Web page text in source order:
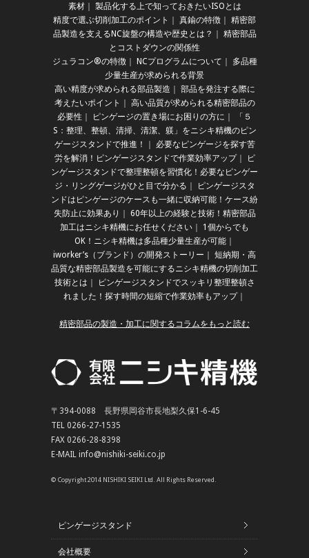
素材｜ 製品化する上で知っておきたいISOとは
精度で選ぶ切削加工のポイント
真鍮の特徴
精密部
品製造を支えるNC旋盤の構造や歴史とは？
精密部品
とコストダウンの関係性
ジュラコン®の特徴｜ NCプログラムについて
多品種
少量生産が求められる背景
高い精度が求められる部品製造
部品を発注する際に
考えたいポイント
高い品質が求められる精密部品の
必要性
ピンゲージの置き場にお困りの方に
「５
S：整理、整頓、清掃、清潔、躾」をニシキ精機のピン
ゲージスタンドで推進！
必要なピンゲージを探す苦
労を解消！ピンゲージスタンドで作業効率アップ｜
ピ
ンゲージスタンドで整理整頓を習慣化！必要なピンゲー
ジ・リングゲージがひと目で分かる
ピンゲージスタ
ンドはピンゲージのケースも一緒に収納可能！ケース紛
失防止に効果あり
60年以上の経験と技術！精密部品
加工はニシキ精機にお任せください
1個からでも
OK！ニシキ精機は多品種少量生産が可能
iworker’s（ブランド）の開発ストーリー
短納期・高
品質な精密部品製造を可能にするニシキ精機の切削加工
技術とは
ピンゲージスタンドでスッキリ整理整頓さ
れました！探す時間の短縮で作業効率もアップ｜
精密部品の製造・加工に関するコラムをもっと読む
〒394-0088 長野県岡谷市長地梨久保1-6-45
TEL 0266-27-1535
FAX 0266-28-8398
E-MAIL info@nishiki-seiki.co.jp
© Copyright 2014 NISHIKI SEIKI Ltd. All Rights Reserved.
ピンゲージスタンド
会社概要